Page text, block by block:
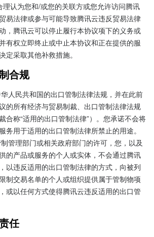
认为您和/或您的关联方或您允许访问腾讯
易法律或参与可能导致腾讯云违反贸易法律
，腾讯云可以停止履行本协议项下的义务或
有权立即终止或中止本协议和正在提供的服
定采取其他补救措施。
合规
人民共和国的出口管制法律法规，并在此前
的所有经济与贸易制裁、出口管制法律法规
合称“适用的出口管制法律”）。您承诺不会将
务用于适用的出口管制法律所禁止的用途。
管理部门或相关政府部门的许可，您，以及
的产品或服务的个人或实体，不会通过腾讯
以违反适用的出口管制法律的方式，向被列
制交易名单的个人或组织提供属于管制物项
或以任何方式使得腾讯云违反适用的出口管
任